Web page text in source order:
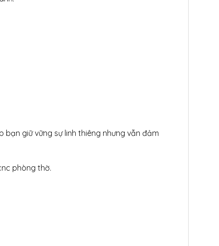
bạn giữ vững sự linh thiêng nhưng vẫn đảm
phòng thờ.